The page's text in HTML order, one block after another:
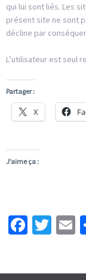
qui lui sont liés. Les
présent site ne sont
décline par
L’utilisateur est seul
Partager :
X
J’aime ça :